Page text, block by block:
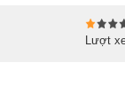
Lượt